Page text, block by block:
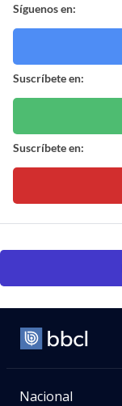
Síguenos en:
Suscríbete en:
Suscríbete en:
Nacional